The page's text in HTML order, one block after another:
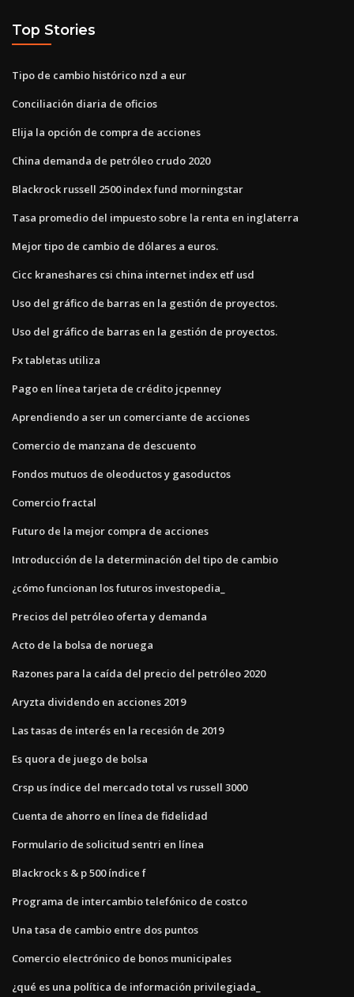
Top Stories
Tipo de cambio histórico nzd a eur
Conciliación diaria de oficios
Elija la opción de compra de acciones
China demanda de petróleo crudo 2020
Blackrock russell 2500 index fund morningstar
Tasa promedio del impuesto sobre la renta en inglaterra
Mejor tipo de cambio de dólares a euros.
Cicc kraneshares csi china internet index etf usd
Uso del gráfico de barras en la gestión de proyectos.
Uso del gráfico de barras en la gestión de proyectos.
Fx tabletas utiliza
Pago en línea tarjeta de crédito jcpenney
Aprendiendo a ser un comerciante de acciones
Comercio de manzana de descuento
Fondos mutuos de oleoductos y gasoductos
Comercio fractal
Futuro de la mejor compra de acciones
Introducción de la determinación del tipo de cambio
¿cómo funcionan los futuros investopedia_
Precios del petróleo oferta y demanda
Acto de la bolsa de noruega
Razones para la caída del precio del petróleo 2020
Aryzta dividendo en acciones 2019
Las tasas de interés en la recesión de 2019
Es quora de juego de bolsa
Crsp us índice del mercado total vs russell 3000
Cuenta de ahorro en línea de fidelidad
Formulario de solicitud sentri en línea
Blackrock s & p 500 índice f
Programa de intercambio telefónico de costco
Una tasa de cambio entre dos puntos
Comercio electrónico de bonos municipales
¿qué es una política de información privilegiada_